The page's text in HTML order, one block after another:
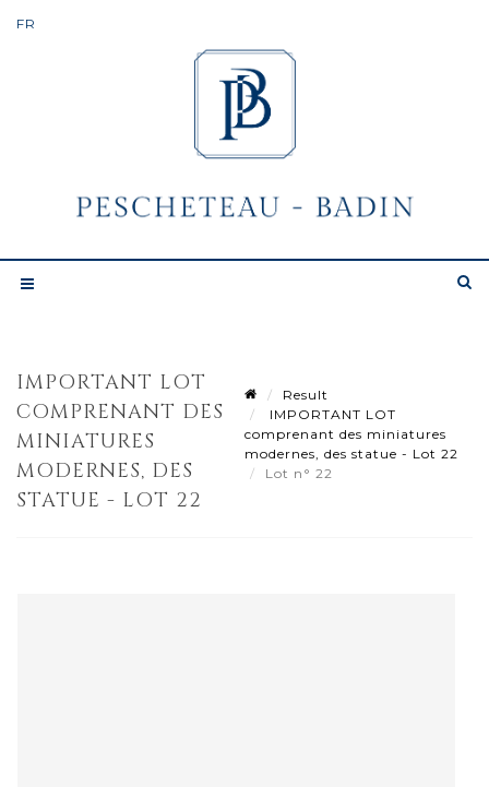
IMPORTANT LOT
COMPRENANT DES
MINIATURES
MODERNES, DES
STATUE - LOT 22
Result
IMPORTANT LOT
comprenant des miniatures
modernes, des statue - Lot 22
Lot n° 22